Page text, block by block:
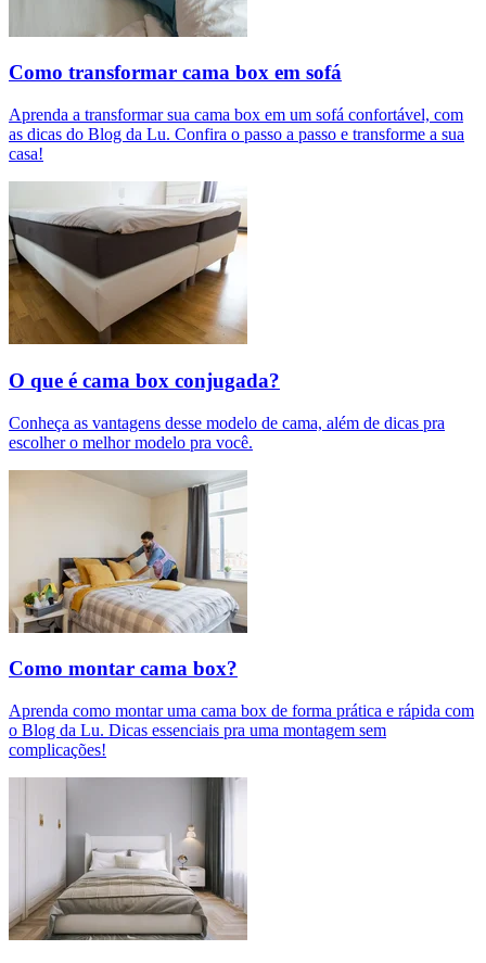
Como transformar cama box em sofá
Aprenda a transformar sua cama box em um sofá confortável, com
as dicas do Blog da Lu. Confira o passo a passo e transforme a sua
casa!
O que é cama box conjugada?
Conheça as vantagens desse modelo de cama, além de dicas pra
escolher o melhor modelo pra você.
Como montar cama box?
Aprenda como montar uma cama box de forma prática e rápida com
o Blog da Lu. Dicas essenciais pra uma montagem sem
complicações!